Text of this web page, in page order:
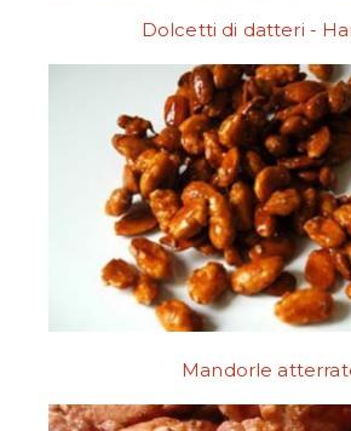
Dolcetti di datteri -
Mandorle